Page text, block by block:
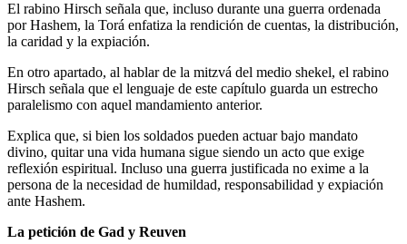
El rabino Hirsch señala que, incluso durante una guerra ordenada
por Hashem, la Torá enfatiza la rendición de cuentas, la distribución,
la caridad y la expiación.
En otro apartado, al hablar de la mitzvá del medio shekel, el rabino
Hirsch señala que el lenguaje de este capítulo guarda un estrecho
paralelismo con aquel mandamiento anterior.
Explica que, si bien los soldados pueden actuar bajo mandato
divino, quitar una vida humana sigue siendo un acto que exige
reflexión espiritual. Incluso una guerra justificada no exime a la
persona de la necesidad de humildad, responsabilidad y expiación
ante Hashem.
La petición de Gad y Reuven